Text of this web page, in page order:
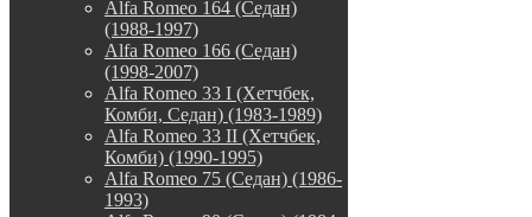
Alfa Romeo 164 (Седан)
(1988-1997)
Alfa Romeo 166 (Седан)
(1998-2007)
Alfa Romeo 33 I (Хетчбек,
Комби, Седан) (1983-1989)
Alfa Romeo 33 II (Хетчбек,
Комби) (1990-1995)
Alfa Romeo 75 (Седан) (1986-
1993)